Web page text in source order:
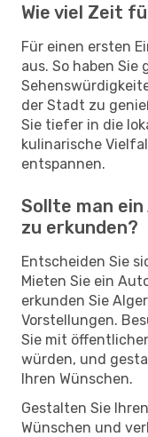
Wie viel Zeit
Für einen ersten
aus. So haben
der Stadt zu
Sie tiefer in die
kulinarische
entspannen.
Sollte man
zu erkunden?
Entscheiden Sie
Mieten Sie ein
erkunden Sie
Vorstellungen.
Sie mit
würden, und
Ihren Wünschen.
Gestalten Sie
Wünschen und